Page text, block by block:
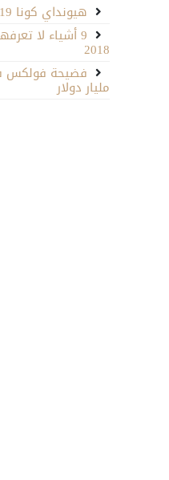
هيونداي كونا 2019 الكهربائية
2018
مليار دولار